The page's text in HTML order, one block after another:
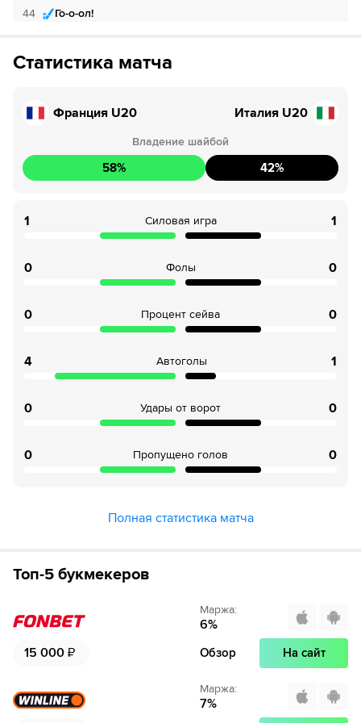
44 Го-о-ол!
49 Временное удаление
60ШАЙБА!
60 Го-о-ол!
Статистика матча
Франция U20 Италия U20
Владение шайбой
58% 42%
1 Силовая игра 1
0 Фолы 0
0 Процент сейва 0
4 Автоголы 1
0 Удары от ворот 0
0 Пропущено голов 0
Полная статистика матча
Топ-5 букмекеров
15 000 ₽
Маржа:
6%
Обзор На сайт
Маржа:
7%